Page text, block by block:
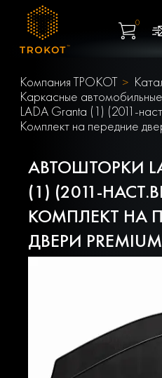
0
Компания ТРОКОТ
Каркасные
LADA Granta (1) (2011-
Комплект на передние
АВТОШТОРКИ
(1) (2011-
КОМПЛЕКТ НА
ДВЕРИ PREMIUM